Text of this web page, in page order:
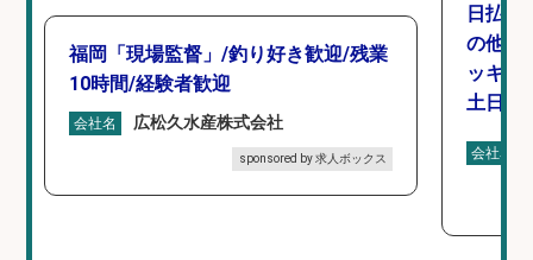
福岡「現場監督」/釣り好き歓迎/残業
10時間/経験者歓迎
会社名 広松久水産株式会社
sponsored by 求人ボックス
日払い
の他/
ッキン
土日休
会社名